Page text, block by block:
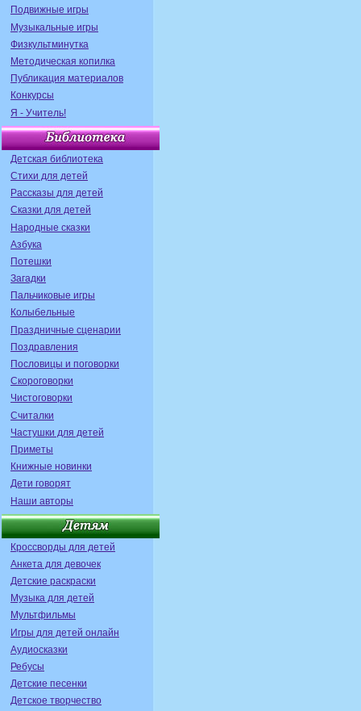
Подвижные игры
Музыкальные игры
Физкультминутка
Методическая копилка
Публикация материалов
Конкурсы
Я - Учитель!
Детская библиотека
Стихи для детей
Рассказы для детей
Сказки для детей
Народные сказки
Азбука
Потешки
Загадки
Пальчиковые игры
Колыбельные
Праздничные сценарии
Поздравления
Пословицы и поговорки
Скороговорки
Чистоговорки
Считалки
Частушки для детей
Приметы
Книжные новинки
Дети говорят
Наши авторы
Кроссворды для детей
Анкета для девочек
Детские раскраски
Музыка для детей
Мультфильмы
Игры для детей онлайн
Аудиосказки
Ребусы
Детские песенки
Детское творчество